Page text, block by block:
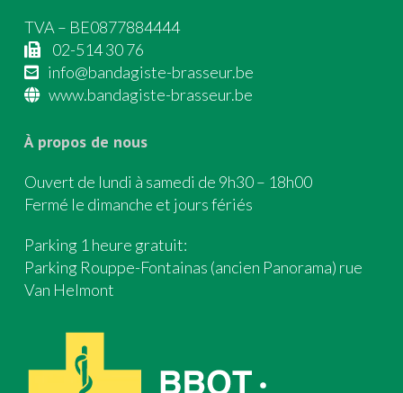
TVA – BE0877884444
02-514 30 76
info@bandagiste-brasseur.be
www.bandagiste-brasseur.be
À propos de nous
Ouvert de lundi à samedi de 9h30 – 18h00
Fermé le dimanche et jours fériés
Parking 1 heure gratuit:
Parking Rouppe-Fontainas (ancien Panorama) rue
Van Helmont